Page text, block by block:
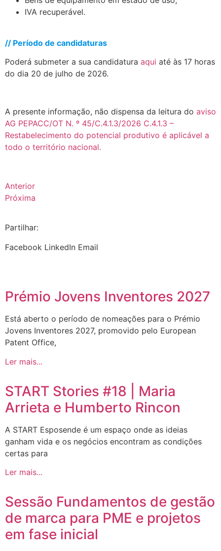
IVA recuperável.
// Período de candidaturas
Poderá submeter a sua candidatura aqui até às 17 horas
do dia 20 de julho de 2026.
A presente informação, não dispensa da leitura do aviso
AG PEPACC/OT N. º 45/C.4.1.3/2026 C.4.1.3 –
Restabelecimento do potencial produtivo é aplicável a
todo o território nacional.
Anterior
Próxima
Partilhar:
Facebook LinkedIn Email
Prémio Jovens Inventores 2027
Está aberto o período de nomeações para o Prémio
Jovens Inventores 2027, promovido pelo European
Patent Office,
Ler mais...
START Stories #18 | Maria
Arrieta e Humberto Rincon
A START Esposende é um espaço onde as ideias
ganham vida e os negócios encontram as condições
certas para
Ler mais...
Sessão Fundamentos de gestão
de marca para PME e projetos
em fase inicial